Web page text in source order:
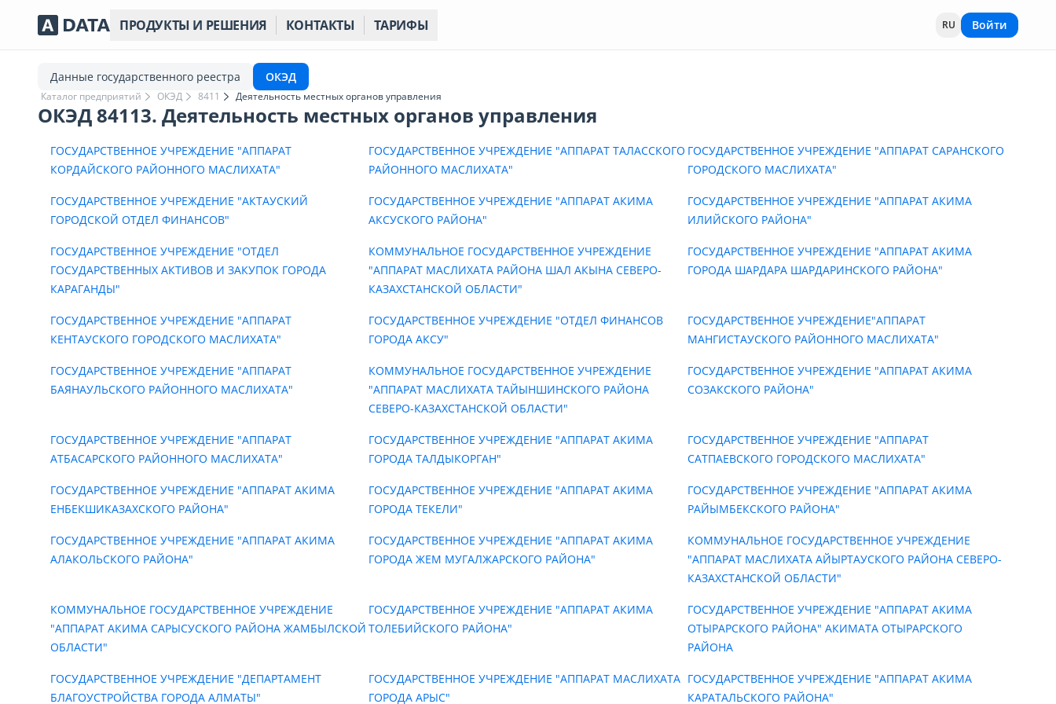
ПРОДУКТЫ И РЕШЕНИЯ КОНТАКТЫ ТАРИФЫ RU Войти
Данные государственного реестра ОКЭД
Каталог предприятий ОКЭД 8411 Деятельность местных органов управления
ОКЭД 84113. Деятельность местных органов управления
ГОСУДАРСТВЕННОЕ УЧРЕЖДЕНИЕ "АППАРАТ
КОРДАЙСКОГО РАЙОННОГО МАСЛИХАТА"
ГОСУДАРСТВЕННОЕ УЧРЕЖДЕНИЕ "АППАРАТ ТАЛАССКОГО
РАЙОННОГО МАСЛИХАТА"
ГОСУДАРСТВЕННОЕ УЧРЕЖДЕНИЕ "АППАРАТ САРАНСКОГО
ГОРОДСКОГО МАСЛИХАТА"
ГОСУДАРСТВЕННОЕ УЧРЕЖДЕНИЕ "АКТАУСКИЙ
ГОРОДСКОЙ ОТДЕЛ ФИНАНСОВ"
ГОСУДАРСТВЕННОЕ УЧРЕЖДЕНИЕ "АППАРАТ АКИМА
АКСУСКОГО РАЙОНА"
ГОСУДАРСТВЕННОЕ УЧРЕЖДЕНИЕ "АППАРАТ АКИМА
ИЛИЙСКОГО РАЙОНА"
ГОСУДАРСТВЕННОЕ УЧРЕЖДЕНИЕ "ОТДЕЛ
ГОСУДАРСТВЕННЫХ АКТИВОВ И ЗАКУПОК ГОРОДА
КАРАГАНДЫ"
КОММУНАЛЬНОЕ ГОСУДАРСТВЕННОЕ УЧРЕЖДЕНИЕ
"АППАРАТ МАСЛИХАТА РАЙОНА ШАЛ АКЫНА СЕВЕРО-
КАЗАХСТАНСКОЙ ОБЛАСТИ"
ГОСУДАРСТВЕННОЕ УЧРЕЖДЕНИЕ "АППАРАТ АКИМА
ГОРОДА ШАРДАРА ШАРДАРИНСКОГО РАЙОНА"
ГОСУДАРСТВЕННОЕ УЧРЕЖДЕНИЕ "АППАРАТ
КЕНТАУСКОГО ГОРОДСКОГО МАСЛИХАТА"
ГОСУДАРСТВЕННОЕ УЧРЕЖДЕНИЕ "ОТДЕЛ ФИНАНСОВ
ГОРОДА АКСУ"
ГОСУДАРСТВЕННОЕ УЧРЕЖДЕНИЕ"АППАРАТ
МАНГИСТАУСКОГО РАЙОННОГО МАСЛИХАТА"
ГОСУДАРСТВЕННОЕ УЧРЕЖДЕНИЕ "АППАРАТ
БАЯНАУЛЬСКОГО РАЙОННОГО МАСЛИХАТА"
КОММУНАЛЬНОЕ ГОСУДАРСТВЕННОЕ УЧРЕЖДЕНИЕ
"АППАРАТ МАСЛИХАТА ТАЙЫНШИНСКОГО РАЙОНА
СЕВЕРО-КАЗАХСТАНСКОЙ ОБЛАСТИ"
ГОСУДАРСТВЕННОЕ УЧРЕЖДЕНИЕ "АППАРАТ АКИМА
СОЗАКСКОГО РАЙОНА"
ГОСУДАРСТВЕННОЕ УЧРЕЖДЕНИЕ "АППАРАТ
АТБАСАРСКОГО РАЙОННОГО МАСЛИХАТА"
ГОСУДАРСТВЕННОЕ УЧРЕЖДЕНИЕ "АППАРАТ АКИМА
ГОРОДА ТАЛДЫКОРГАН"
ГОСУДАРСТВЕННОЕ УЧРЕЖДЕНИЕ "АППАРАТ
САТПАЕВСКОГО ГОРОДСКОГО МАСЛИХАТА"
ГОСУДАРСТВЕННОЕ УЧРЕЖДЕНИЕ "АППАРАТ АКИМА
ЕНБЕКШИКАЗАХСКОГО РАЙОНА"
ГОСУДАРСТВЕННОЕ УЧРЕЖДЕНИЕ "АППАРАТ АКИМА
ГОРОДА ТЕКЕЛИ"
ГОСУДАРСТВЕННОЕ УЧРЕЖДЕНИЕ "АППАРАТ АКИМА
РАЙЫМБЕКСКОГО РАЙОНА"
ГОСУДАРСТВЕННОЕ УЧРЕЖДЕНИЕ "АППАРАТ АКИМА
АЛАКОЛЬСКОГО РАЙОНА"
ГОСУДАРСТВЕННОЕ УЧРЕЖДЕНИЕ "АППАРАТ АКИМА
ГОРОДА ЖЕМ МУГАЛЖАРСКОГО РАЙОНА"
КОММУНАЛЬНОЕ ГОСУДАРСТВЕННОЕ УЧРЕЖДЕНИЕ
"АППАРАТ МАСЛИХАТА АЙЫРТАУСКОГО РАЙОНА СЕВЕРО-
КАЗАХСТАНСКОЙ ОБЛАСТИ"
КОММУНАЛЬНОЕ ГОСУДАРСТВЕННОЕ УЧРЕЖДЕНИЕ
"АППАРАТ АКИМА САРЫСУСКОГО РАЙОНА ЖАМБЫЛСКОЙ
ОБЛАСТИ"
ГОСУДАРСТВЕННОЕ УЧРЕЖДЕНИЕ "АППАРАТ АКИМА
ТОЛЕБИЙСКОГО РАЙОНА"
ГОСУДАРСТВЕННОЕ УЧРЕЖДЕНИЕ "АППАРАТ АКИМА
ОТЫРАРСКОГО РАЙОНА" АКИМАТА ОТЫРАРСКОГО
РАЙОНА
ГОСУДАРСТВЕННОЕ УЧРЕЖДЕНИЕ "ДЕПАРТАМЕНТ
БЛАГОУСТРОЙСТВА ГОРОДА АЛМАТЫ"
ГОСУДАРСТВЕННОЕ УЧРЕЖДЕНИЕ "АППАРАТ МАСЛИХАТА
ГОРОДА АРЫС"
ГОСУДАРСТВЕННОЕ УЧРЕЖДЕНИЕ "АППАРАТ АКИМА
КАРАТАЛЬСКОГО РАЙОНА"